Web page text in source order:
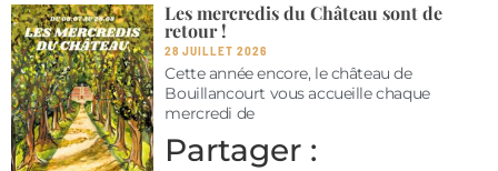
Les mercredis du Château sont de
retour !
28 JUILLET 2026
Cette année encore, le château de
Bouillancourt vous accueille chaque
mercredi de
Partager :